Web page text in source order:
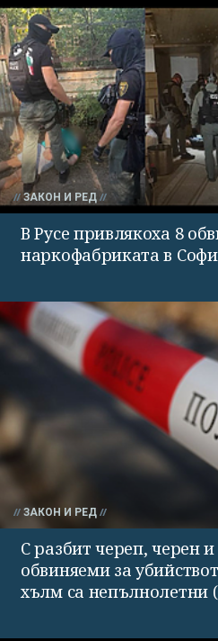
ЗАКОН И РЕД
В Русе привлякоха 8
наркофабриката в
ЗАКОН И РЕД
С разбит череп, черен
обвиняеми за
хълм са непълнолетни